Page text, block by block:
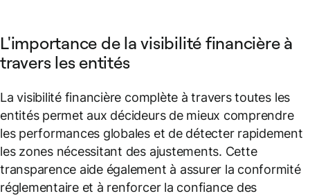
L'importance de la visibilité financière à
travers les entités
La visibilité financière complète à travers toutes les
entités permet aux décideurs de mieux comprendre
les performances globales et de détecter rapidement
les zones nécessitant des ajustements. Cette
transparence aide également à assurer la conformité
réglementaire et à renforcer la confiance des